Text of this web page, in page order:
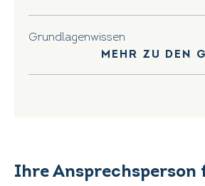
Grundlagenwissen
MEHR ZU DEN
Ihre Ansprechsperson